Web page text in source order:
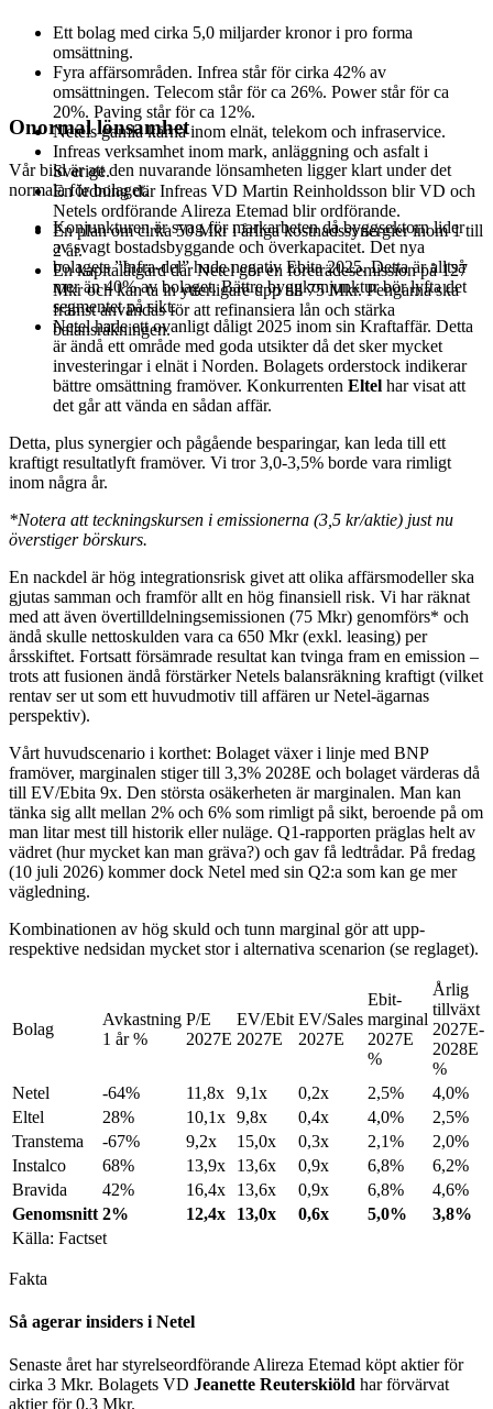
Ett bolag med cirka 5,0 miljarder kronor i pro forma
omsättning.
Fyra affärsområden. Infrea står för cirka 42% av
omsättningen. Telecom står för ca 26%. Power står för ca
20%. Paving står för ca 12%.
Netels gamla kärna inom elnät, telekom och infraservice.
Infreas verksamhet inom mark, anläggning och asfalt i
Sverige.
En ledning där Infreas VD Martin Reinholdsson blir VD och
Netels ordförande Alireza Etemad blir ordförande.
En plan om cirka 50 Mkr i årliga kostnadssynergier inom 1 till
2 år.
En kapitalåtgärd där Netel gör en företrädesemission på 127
Mkr och kan ta in ytterligare upp till 75 Mkr. Pengarna ska
främst användas för att refinansiera lån och stärka
balansräkningen.
Onormal lönsamhet
Vår bild är att den nuvarande lönsamheten ligger klart under det
normala för bolaget.
Konjunkturen är svag för markarbeten då byggsektorn lider
av svagt bostadsbyggande och överkapacitet. Det nya
bolagets ”Infra-del” hade negativ Ebita 2025. Detta är alltså
mer än 40% av bolaget. Bättre byggkonjunktur bör lyfta det
segmentet på sikt.
Netel hade ett ovanligt dåligt 2025 inom sin Kraftaffär. Detta
är ändå ett område med goda utsikter då det sker mycket
investeringar i elnät i Norden. Bolagets orderstock indikerar
bättre omsättning framöver. Konkurrenten Eltel har visat att
det går att vända en sådan affär.
Detta, plus synergier och pågående besparingar, kan leda till ett
kraftigt resultatlyft framöver. Vi tror 3,0-3,5% borde vara rimligt
inom några år.
*Notera att teckningskursen i emissionerna (3,5 kr/aktie) just nu
överstiger börskurs.
En nackdel är hög integrationsrisk givet att olika affärsmodeller ska
gjutas samman och framför allt en hög finansiell risk. Vi har räknat
med att även övertilldelningsemissionen (75 Mkr) genomförs* och
ändå skulle nettoskulden vara ca 650 Mkr (exkl. leasing) per
årsskiftet. Fortsatt försämrade resultat kan tvinga fram en emission –
trots att fusionen ändå förstärker Netels balansräkning kraftigt (vilket
rentav ser ut som ett huvudmotiv till affären ur Netel-ägarnas
perspektiv).
Vårt huvudscenario i korthet: Bolaget växer i linje med BNP
framöver, marginalen stiger till 3,3% 2028E och bolaget värderas då
till EV/Ebita 9x. Den största osäkerheten är marginalen. Man kan
tänka sig allt mellan 2% och 6% som rimligt på sikt, beroende på om
man litar mest till historik eller nuläge. Q1-rapporten präglas helt av
vädret (hur mycket kan man gräva?) och gav få ledtrådar. På fredag
(10 juli 2026) kommer dock Netel med sin Q2:a som kan ge mer
vägledning.
Kombinationen av hög skuld och tunn marginal gör att upp-
respektive nedsidan mycket stor i alternativa scenarion (se reglaget).
Bolag
Avkastning
1 år %
P/E
2027E
EV/Ebit
2027E
EV/Sales
2027E
Ebit-
marginal
2027E
%
Årlig
tillväxt
2027E-
2028E
%
Netel
-64% 11,8x 9,1x 0,2x 2,5%
4,0%
Eltel
28% 10,1x 9,8x 0,4x 4,0%
2,5%
Transtema
-67% 9,2x 15,0x 0,3x 2,1%
2,0%
Instalco
68% 13,9x 13,6x 0,9x 6,8%
6,2%
Bravida
42% 16,4x 13,6x 0,9x 6,8%
4,6%
Genomsnitt 2% 12,4x 13,0x 0,6x 5,0%
3,8%
Källa: Factset
Fakta
Så agerar insiders i Netel
Senaste året har styrelseordförande Alireza Etemad köpt aktier för
cirka 3 Mkr. Bolagets VD Jeanette Reuterskiöld har förvärvat
aktier för 0,3 Mkr.